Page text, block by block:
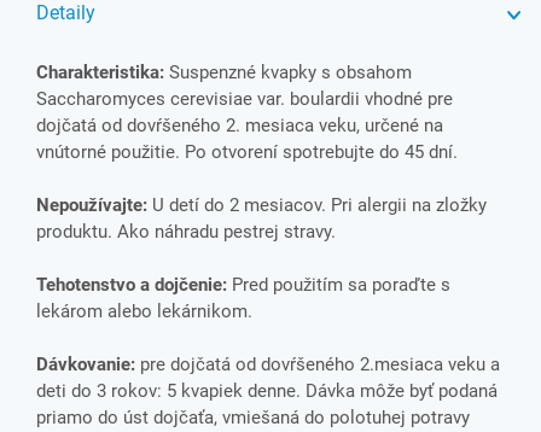
Detaily
Charakteristika: Suspenzné kvapky s obsahom
Saccharomyces cerevisiae var. boulardii vhodné pre
dojčatá od dovŕšeného 2. mesiaca veku, určené na
vnútorné použitie. Po otvorení spotrebujte do 45 dní.
Nepoužívajte: U detí do 2 mesiacov. Pri alergii na zložky
produktu. Ako náhradu pestrej stravy.
Tehotenstvo a dojčenie: Pred použitím sa poraďte s
lekárom alebo lekárnikom.
Dávkovanie: pre dojčatá od dovŕšeného 2.mesiaca veku a
deti do 3 rokov: 5 kvapiek denne. Dávka môže byť podaná
priamo do úst dojčaťa, vmiešaná do polotuhej potravy